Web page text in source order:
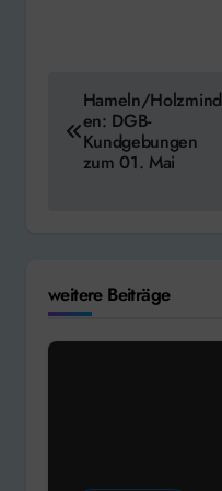
Hameln/Holzmind
en: DGB-
Kundgebungen
zum 01. Mai
weitere Beiträge